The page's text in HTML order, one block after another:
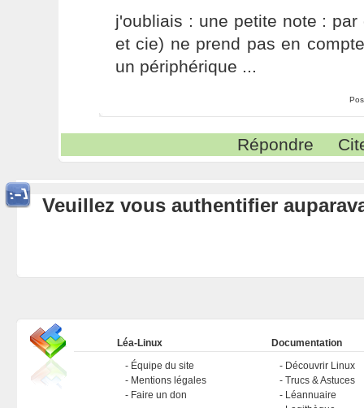
j'oubliais : une petite note :
et cie) ne prend pas en
un périphérique ...
Répondre
Veuillez vous authentifier
Léa-Linux
Équipe du site
Mentions légales
Faire un don
Documentation
Découvrir Linux
Trucs & Astuces
Léannuaire